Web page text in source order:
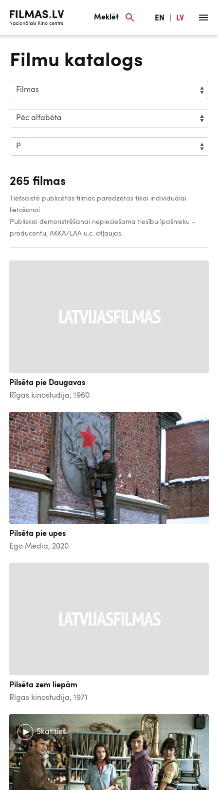
Meklēt EN LV
Filmu katalogs
265 filmas
Tiešsaistē publicētās filmas paredzētas tikai individuālai
lietošanai.
Publiskai demonstrēšanai nepieciešama tiesību īpašnieku –
producentu, AKKA/LAA u.c. atļaujas.
Pilsēta pie Daugavas
Rīgas kinostudija, 1960
Pilsēta pie upes
Ego Media, 2020
Pilsēta zem liepām
Rīgas kinostudija, 1971
Skatīties